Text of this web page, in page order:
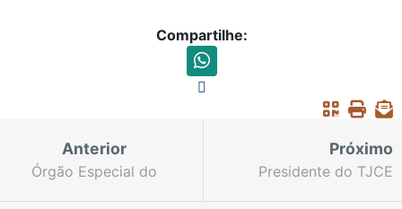
Compartilhe:
Anterior
Órgão Especial do
Próximo
Presidente do TJCE